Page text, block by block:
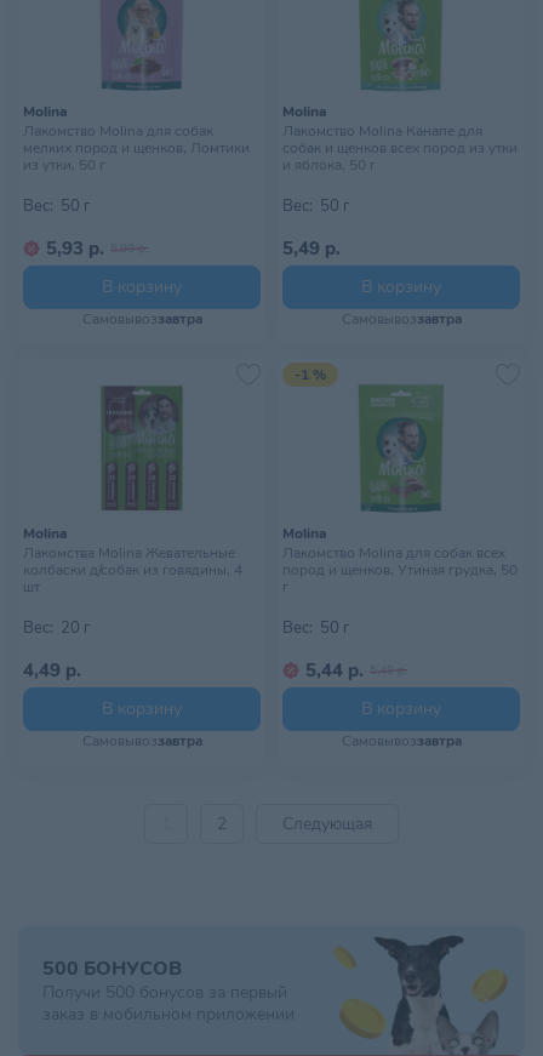
Molina
Лакомство Molina для собак
мелких пород и щенков, Ломтики
из утки, 50 г
Вес: 50 г
5,93 р. 5,99 р.
В корзину
Самовывоззавтра
Molina
Лакомство Molina Канапе для
собак и щенков всех пород из утки
и яблока, 50 г
Вес: 50 г
5,49 р.
В корзину
Самовывоззавтра
Molina
Лакомства Molina Жевательные
колбаски д/собак из говядины, 4
шт
Вес: 20 г
4,49 р.
В корзину
Самовывоззавтра
-1 %
Molina
Лакомство Molina для собак всех
пород и щенков, Утиная грудка, 50
г
Вес: 50 г
5,44 р. 5,49 р.
В корзину
Самовывоззавтра
2 Следующая
500 БОНУСОВ
Получи 500 бонусов за первый
заказ в мобильном приложении